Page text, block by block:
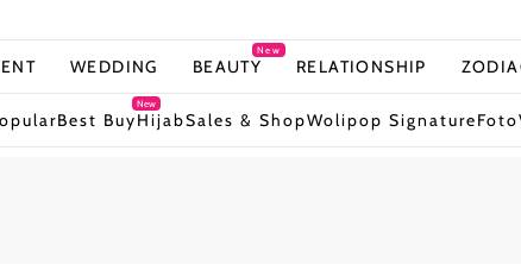
WEDDING BEAUTY
New
RELATIONSHIP
Best Buy
New
HijabSales & ShopWolipop SignatureFoto